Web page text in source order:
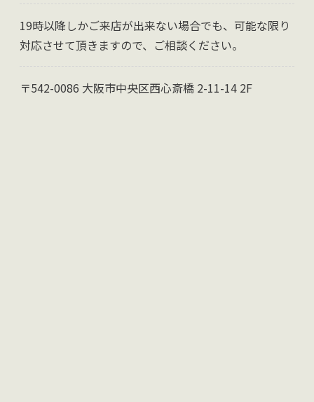
19時以降しかご来店が出来ない場合でも、可能な限り
対応させて頂きますので、ご相談ください。
〒542-0086 大阪市中央区西心斎橋 2-11-14 2F